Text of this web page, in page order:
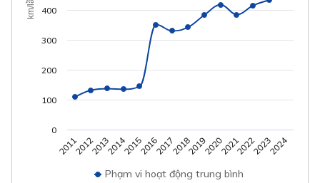
Phạm vi hoạt động trung bình
20112012201320142015201620172018201920202021202220232024
0
100
200
300
400